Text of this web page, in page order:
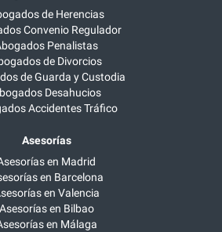
de Herencias
Convenio Regulador
Penalistas
de Divorcios
de Guarda y Custodia
Desahucios
Accidentes Tráfico
Asesorías
en Madrid
en Barcelona
en Valencia
Asesorías en Bilbao
en Málaga